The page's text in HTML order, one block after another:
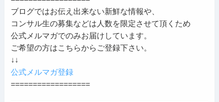
ブログではお伝え出来ない新鮮な情報や、
コンサル生の募集などは人数を限定させて頂くため
公式メルマガでのみお届けしています。
ご希望の方はこちらからご登録下さい。
↓↓
公式メルマガ登録
==================